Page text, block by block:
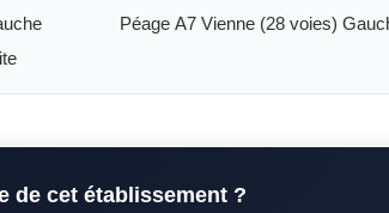
Péage A7 Vienne (28 voies)
de cet établissement ?